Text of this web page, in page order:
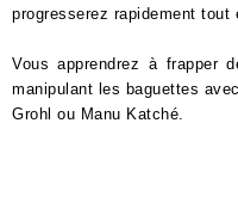
progresserez rapidement tout
Vous apprendrez à frapper
manipulant les baguettes
Grohl ou Manu Katché.